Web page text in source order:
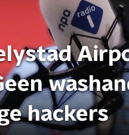
hackers